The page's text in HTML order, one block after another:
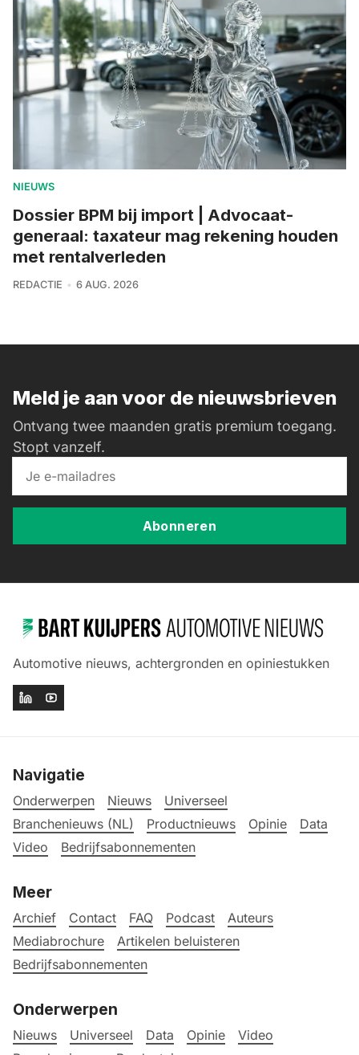
NIEUWS
Dossier BPM bij import | Advocaat-
generaal: taxateur mag rekening houden
met rentalverleden
REDACTIE 6 AUG. 2026
Meld je aan voor de nieuwsbrieven
Ontvang twee maanden gratis premium toegang.
Stopt vanzelf.
Abonneren
Automotive nieuws, achtergronden en opiniestukken
Navigatie
Onderwerpen Nieuws
Universeel
Branchenieuws (NL)
Productnieuws Opinie
Data
Video
Bedrijfsabonnementen
Meer
Archief Contact FAQ Podcast
Auteurs
Mediabrochure
Artikelen beluisteren
Bedrijfsabonnementen
Onderwerpen
Nieuws Universeel Data Opinie
Video